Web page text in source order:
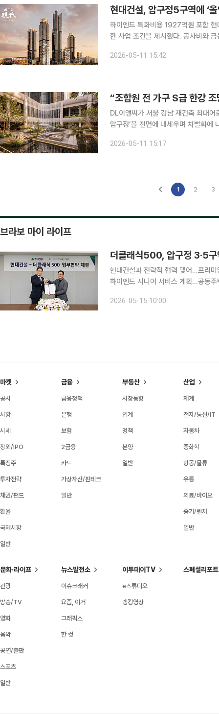
현대건설, 압구정5구역에 ‘
하이엔드 특화비용 1927억원 포함 현대건설이 압구정5구역 재건축 사업에서 ‘신뢰와 책임’을 강조
한 사업 조건을 제시했다. 공사비와
를 제안했다고 11일 밝혔다. 이 가운
2026-05-11 15:42
“조합원 전 가구 S급 한강
DL이앤씨가 서울 강남 재건축 최대
압구정’을 전면에 내세우며 차별화에
역에 ‘아크로 압구정(ACRO
2026-05-11 15:17
1 2 3
브라보 마이 라이프
더클래식500, 압구정 3·5구
현대건설과 전략적 협력 맺어…프리미
하이엔드 시니어 서비스 계획…공동주택 첫 사례 도심형 하이엔드 시니어
설과 시니어 라이프케어 서비스 모델
2026-05-15 10:00
마켓
공시
시황
시세
장외/IPO
특징주
투자전략
채권/펀드
환율
국제시황
일반
금융
금융정책
은행
보험
2금융
카드
가상자산/핀테크
일반
부동산
시장동향
업계
정책
분양
일반
산업
재계
전자/통신/IT
자동차
중화학
항공/물류
유통
의료/바이오
중기/벤처
일반
문화·라이프
관광
방송/TV
영화
음악
공연/출판
스포츠
일반
뉴스발전소
이슈크래커
요즘, 이거
그래픽스
한 컷
이투데이TV
e스튜디오
랭킹영상
스페셜리포트